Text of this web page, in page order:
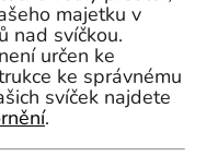
majetku v
nad svíčkou.
určen ke
ke správnému
svíček najdete
.